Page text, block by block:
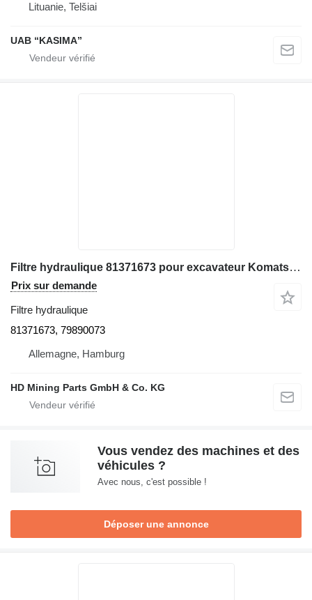
Lituanie, Telšiai
UAB “KASIMA”
Filtre hydraulique 81371673 pour excavateur Komatsu PC4000
Prix sur demande
Filtre hydraulique
81371673, 79890073
Allemagne, Hamburg
HD Mining Parts GmbH & Co. KG
Vous vendez des machines et des
véhicules ?
Avec nous, c'est possible !
Déposer une annonce